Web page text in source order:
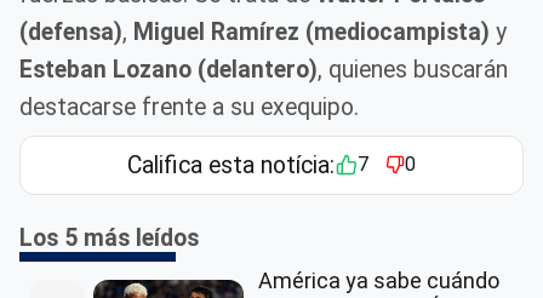
(defensa), Miguel Ramírez (mediocampista) y
Esteban Lozano (delantero), quienes buscarán
destacarse frente a su exequipo.
Califica esta notícia: 7 0
Los 5 más leídos
América ya sabe cuándo